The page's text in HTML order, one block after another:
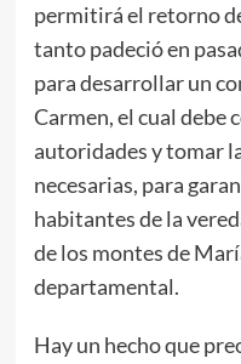
permitirá el retorno
tanto padeció en
para desarrollar un
Carmen, el cual debe
autoridades y tomar
necesarias, para
habitantes de la
de los montes de
departamental.
Hay un hecho que